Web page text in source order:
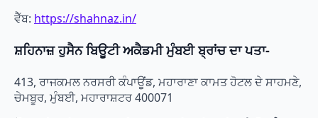
ਵੈੱਬ: https://shahnaz.in/
ਸ਼ਹਿਨਾਜ਼ ਹੁਸੈਨ ਬਿਊਟੀ ਅਕੈਡਮੀਮੁੰਬਈਬ੍ਰਾਂਚ ਦਾ ਪਤਾ-
413, ਰਾਜਕਮਲ ਨਰਸਰੀ ਕੰਪਾਊਂਡ, ਮਹਾਰਾਣਾ ਕਾਮਤ ਹੋਟਲ ਦੇ ਸਾਹਮਣੇ,
ਚੇਮਬੂਰ, ਮੁੰਬਈ, ਮਹਾਰਾਸ਼ਟਰ 400071